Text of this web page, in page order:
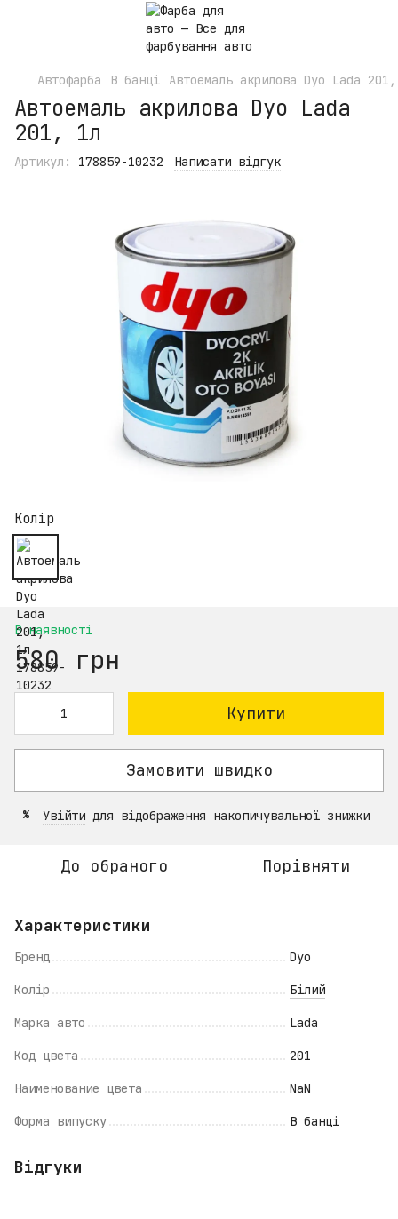
Автофарба В банці Автоемаль акрилова Dyo Lada
Автоемаль акрилова Dyo Lada
201, 1л
Артикул: 178859-10232 Написати відгук
Колір
В наявності
580 грн
Купити
Замовити швидко
% Увійти для відображення накопичувальної знижки
До обраного Порівняти
Характеристики
Бренд Dyo
Колір Білий
Марка авто Lada
Код цвета 201
Наименование цвета NaN
Форма випуску В банці
Відгуки